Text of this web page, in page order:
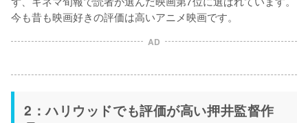
今も昔も映画好きの評価は高いアニメ映画です。
AD
2：ハリウッドでも評価が高い押井監督作